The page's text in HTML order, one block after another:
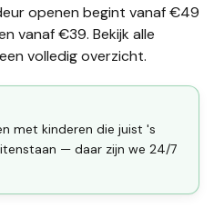
openen begint vanaf €49
vanaf €39. Bekijk alle
volledig overzicht.
met kinderen die juist 's
— daar zijn we 24/7